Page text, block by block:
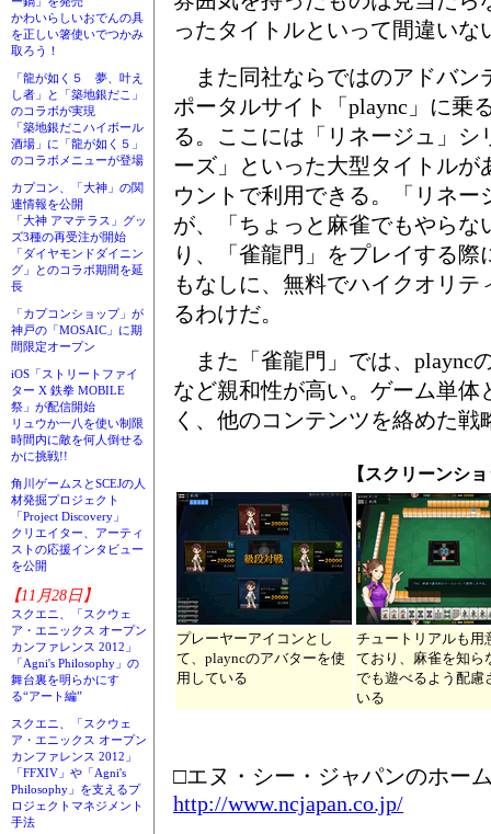
かわいらしいおでんの具
を正しい箸使いでつかみ
取ろう！
「龍が如く５ 夢、叶え
し者」と「築地銀だこ」
のコラボが実現
「築地銀だこハイボール
酒場」に「龍が如く５」
のコラボメニューが登場
カプコン、「大神」の関
連情報を公開
「大神 アマテラス」グッ
ズ3種の再受注が開始
「ダイヤモンドダイニン
グ」とのコラボ期間を延
長
「カプコンショップ」が
神戸の「MOSAIC」に期
間限定オープン
iOS「ストリートファイ
ター X 鉄拳 MOBILE
祭」が配信開始
リュウか一八を使い制限
時間内に敵を何人倒せる
かに挑戦!!
角川ゲームスとSCEJの人
材発掘プロジェクト
「Project Discovery」
クリエイター、アーティ
ストの応援インタビュー
を公開
【11月28日】
スクエニ、「スクウェ
ア・エニックス オープン
カンファレンス 2012」
「Agni's Philosophy」の
舞台裏を明らかにす
る“アート編”
スクエニ、「スクウェ
ア・エニックス オープン
カンファレンス 2012」
「FFXIV」や「Agni's
Philosophy」を支えるプ
ロジェクトマネジメント
手法
ったタイトルといって間違いな
また同社ならではのアドバン
ポータルサイト「plaync」に乗
る。ここには「リネージュ」シ
ーズ」といった大型タイトルが
ウントで利用できる。「リネ
が、「ちょっと麻雀でもやらな
り、「雀龍門」をプレイする
もなしに、無料でハイクオリテ
るわけだ。
また「雀龍門」では、plaync
など親和性が高い。ゲーム単体
く、他のコンテンツを絡めた
【スクリーンシ
プレーヤーアイコンとし
て、playncのアバターを使
用している
チュートリアルも用
ており、麻雀を知ら
でも遊べるよう配慮
いる
□エヌ・シー・ジャパンのホー
http://www.ncjapan.co.jp/